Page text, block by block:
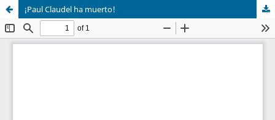
¡Paul Claudel ha muerto!